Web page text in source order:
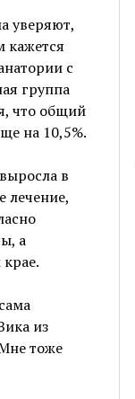
уверяют,
кажется
с
группа
что общий
на 10,5%.
в
лечение,
а
из
тоже